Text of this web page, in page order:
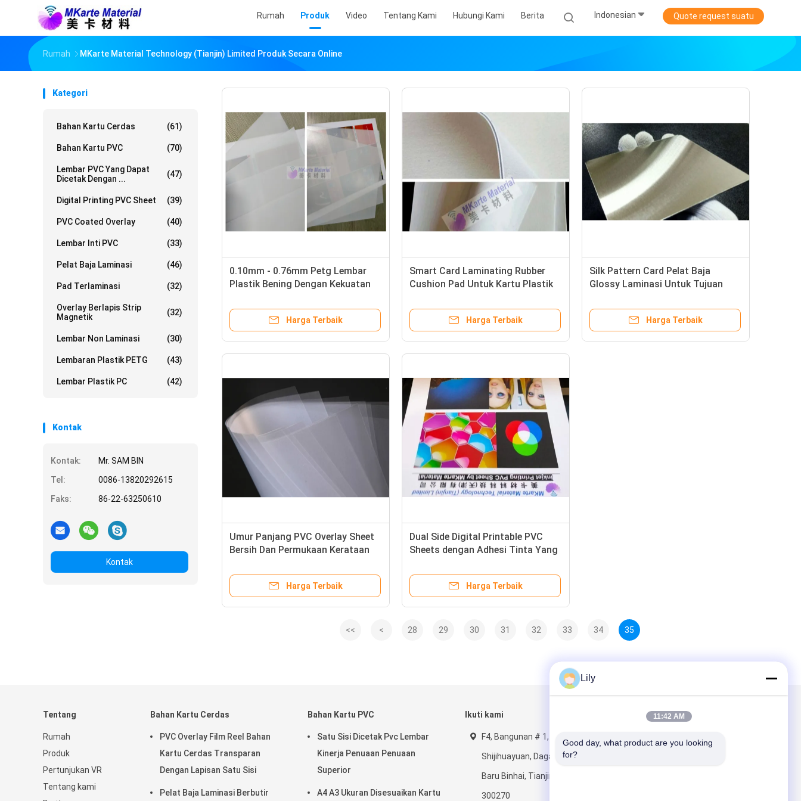
Rumah Produk Video Tentang Kami Hubungi Kami Berita Indonesian Quote request suatu
Rumah MKarte Material Technology (Tianjin) Limited Produk Secara Online
Kategori
Bahan Kartu Cerdas (61)
Bahan Kartu PVC (70)
Lembar PVC Yang Dapat
Dicetak Dengan ...
(47)
Digital Printing PVC Sheet (39)
PVC Coated Overlay (40)
Lembar Inti PVC (33)
Pelat Baja Laminasi (46)
Pad Terlaminasi (32)
Overlay Berlapis Strip
Magnetik
(32)
Lembar Non Laminasi (30)
Lembaran Plastik PETG (43)
Lembar Plastik PC (42)
Kontak
Kontak:
Mr. SAM BIN
Tel:
0086-13820292615
Faks:
86-22-63250610
Kontak
0.10mm - 0.76mm Petg Lembar
Plastik Bening Dengan Kekuatan
Harga Terbaik
Smart Card Laminating Rubber
Cushion Pad Untuk Kartu Plastik
Harga Terbaik
Silk Pattern Card Pelat Baja
Glossy Laminasi Untuk Tujuan
Harga Terbaik
Umur Panjang PVC Overlay Sheet
Bersih Dan Permukaan Kerataan
Sangat Baik
Harga Terbaik
Dual Side Digital Printable PVC
Sheets dengan Adhesi Tinta Yang
Mengupas Yang Kuat
Harga Terbaik
<< < 28 29 30 31 32 33 34 35
Tentang
Rumah
Produk
Pertunjukan VR
Tentang kami
Bahan Kartu Cerdas
PVC Overlay Film Reel Bahan
Kartu Cerdas Transparan
Dengan Lapisan Satu Sisi
Pelat Baja Laminasi Berbutir
Bahan Kartu PVC
Satu Sisi Dicetak Pvc Lembar
Kinerja Penuaan Penuaan
Superior
A4 A3 Ukuran Disesuaikan Kartu
Ikuti kami
F4, Bangunan # 1,
Shijihuayuan, Dagang, Area
Baru Binhai, Tianjin, Cina
300270
Kirimkan Kami
Lily
11:42 AM
Good day, what product are you looking
for?